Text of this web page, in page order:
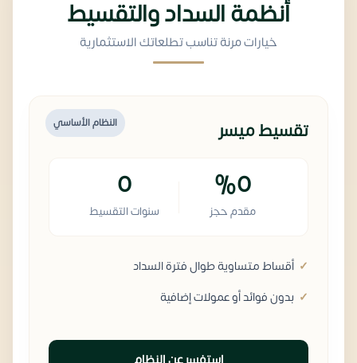
أنظمة السداد والتقسيط
خيارات مرنة تناسب تطلعاتك الاستثمارية
النظام الأساسي تقسيط ميسر
%0
مقدم حجز
0
سنوات التقسيط
أقساط متساوية طوال فترة السداد
بدون فوائد أو عمولات إضافية